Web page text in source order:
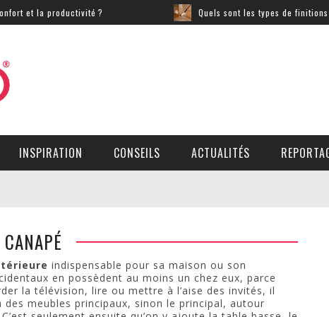
et la productivité ? Quels sont les types de finitions
INSPIRATION CONSEILS ACTUALITÉS
CANAPÉ
indispensable pour sa maison ou son
en possèdent au moins un chez eux, parce
la télévision, lire ou mettre à l’aise des invités, il
des meubles principaux, sinon le principal, autour